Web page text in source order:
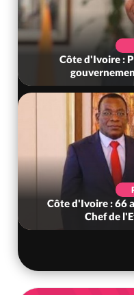
Côte d'Ivoire :
Côte d'Ivoire : 66
Chef de